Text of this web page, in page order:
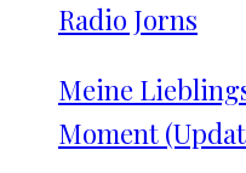
Radio Jorns
Meine
Moment